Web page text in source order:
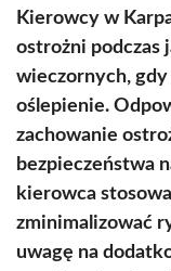
Kierowcy w
ostrożni podczas
wieczornych, gdy
oślepienie.
zachowanie
bezpieczeństwa
kierowca
zminimalizować
uwagę na